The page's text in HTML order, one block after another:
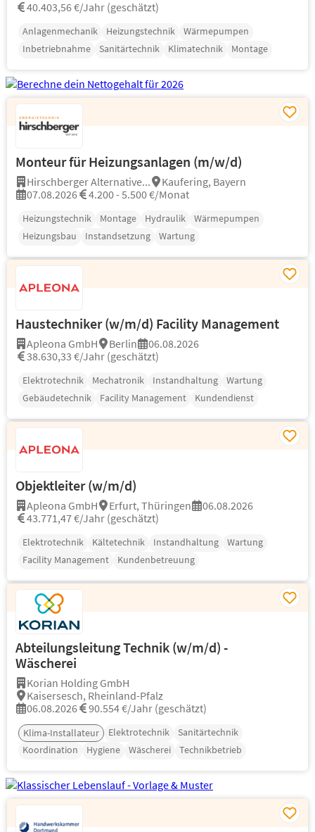
40.403,56 €/Jahr (geschätzt)
Anlagenmechanik Heizungstechnik
Wärmepumpen
Inbetriebnahme
Sanitärtechnik Klimatechnik Montage
Monteur für Heizungsanlagen (m/w/d)
Hirschberger Alternative...
Kaufering, Bayern
07.08.2026
4.200 - 5.500 €/Monat
Heizungstechnik Montage Hydraulik
Wärmepumpen
Heizungsbau
Instandsetzung Wartung
Haustechniker (w/m/d) Facility Management
Apleona GmbH Berlin
06.08.2026
38.630,33 €/Jahr (geschätzt)
Elektrotechnik Mechatronik Instandhaltung
Wartung
Gebäudetechnik
Facility Management Kundendienst
Objektleiter (w/m/d)
Apleona GmbH Erfurt, Thüringen
06.08.2026
43.771,47 €/Jahr (geschätzt)
Elektrotechnik Kältetechnik Instandhaltung
Wartung
Facility Management
Kundenbetreuung
Abteilungsleitung Technik (w/m/d) -
Wäscherei
Korian Holding GmbH
Kaisersesch, Rheinland-Pfalz
06.08.2026
90.554 €/Jahr (geschätzt)
Klima-Installateur Elektrotechnik
Sanitärtechnik
Koordination
Hygiene Wäscherei Technikbetrieb